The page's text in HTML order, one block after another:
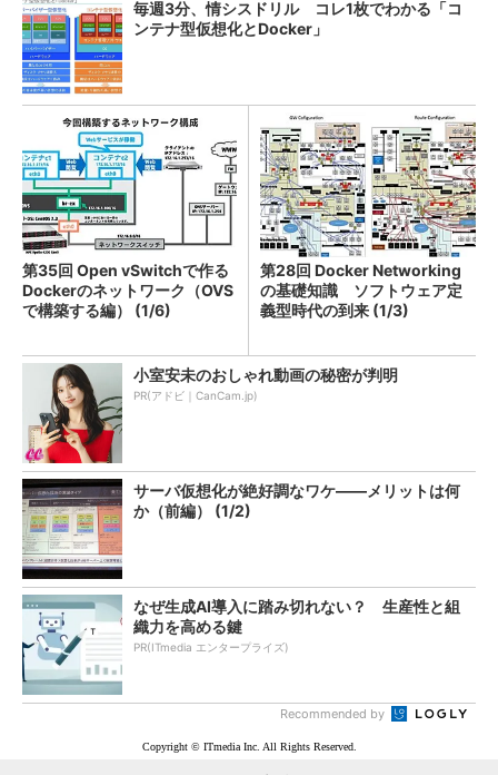
毎週3分、情シスドリル コレ1枚でわかる「コ
ンテナ型仮想化とDocker」
第35回 Open vSwitchで作る
Dockerのネットワーク（OVS
で構築する編） (1/6)
第28回 Docker Networking
の基礎知識 ソフトウェア定
義型時代の到来 (1/3)
小室安未のおしゃれ動画の秘密が判明
PR(アドビ｜CanCam.jp)
サーバ仮想化が絶好調なワケ――メリットは何
か（前編） (1/2)
なぜ生成AI導入に踏み切れない？ 生産性と組
織力を高める鍵
PR(ITmedia エンタープライズ)
Recommended by
Copyright © ITmedia Inc. All Rights Reserved.